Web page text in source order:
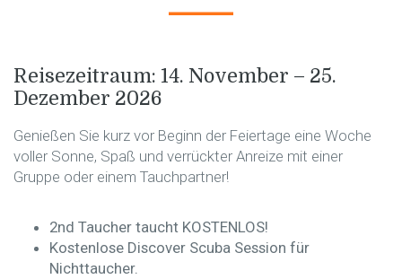
Reisezeitraum: 14. November – 25.
Dezember 2026
Genießen Sie kurz vor Beginn der Feiertage eine Woche
voller Sonne, Spaß und verrückter Anreize mit einer
Gruppe oder einem Tauchpartner!
2nd Taucher taucht KOSTENLOS!
Kostenlose Discover Scuba Session für
Nichttaucher.